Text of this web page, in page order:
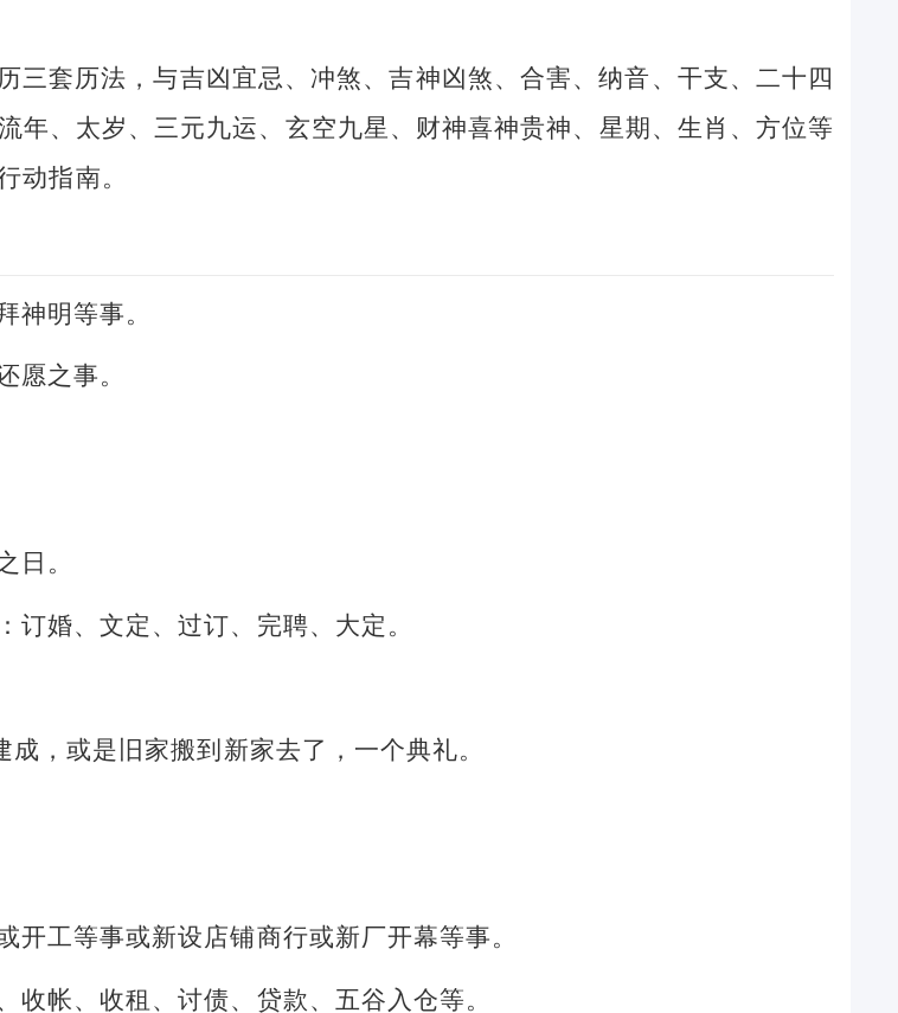
三套历法，与吉凶宜忌、冲煞、吉神凶煞、合害、纳音、干支、二十四
年、太岁、三元九运、玄空九星、财神喜神贵神、星期、生肖、方位等
动指南。
神明等事。
愿之事。
日。
婚、文定、过订、完聘、大定。
，或是旧家搬到新家去了，一个典礼。
工等事或新设店铺商行或新厂开幕等事。
帐、收租、讨债、贷款、五谷入仓等。